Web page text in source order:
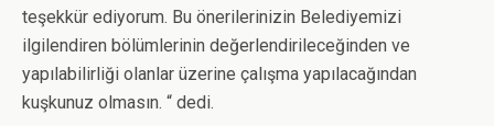
teşekkür ediyorum. Bu önerilerinizin Belediyemizi
ilgilendiren bölümlerinin değerlendirileceğinden ve
yapılabilirliği olanlar üzerine çalışma yapılacağından
kuşkunuz olmasın. “ dedi.